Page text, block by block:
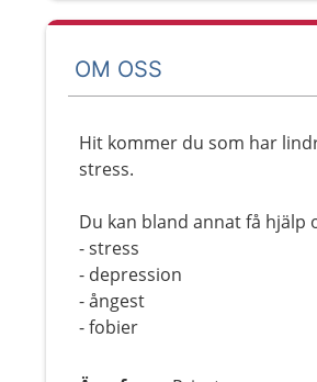
OM OSS
Hit kommer du som har
stress.
Du kan bland annat få hjälp
- stress
- depression
- ångest
- fobier